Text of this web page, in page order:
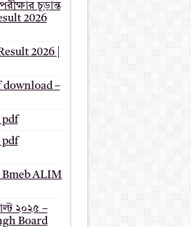
চূড়ান্ত
2026
2026 |
download –
pdf
pdf
Bmeb ALIM
২০২৫ –
Board